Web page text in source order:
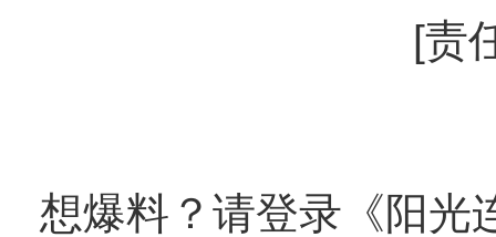
[责
想爆料？请登录《阳光